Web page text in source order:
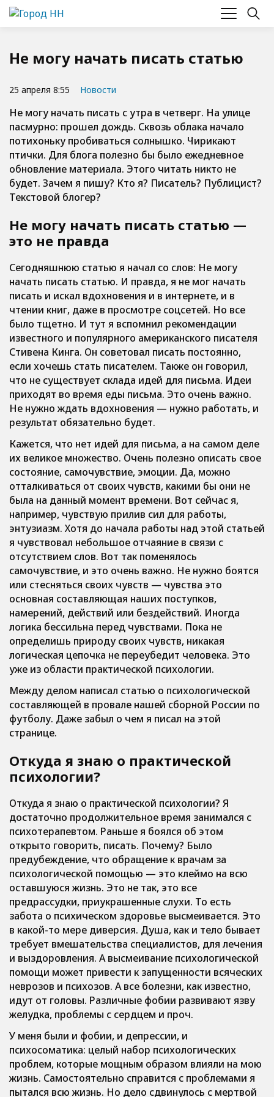
Не могу начать писать статью
25 апреля 8:55 Новости
Не могу начать писать с утра в четверг. На улице
пасмурно: прошел дождь. Сквозь облака начало
потихоньку пробиваться солнышко. Чирикают
птички. Для блога полезно бы было ежедневное
обновление материала. Этого читать никто не
будет. Зачем я пишу? Кто я? Писатель? Публицист?
Текстовой блогер?
Не могу начать писать статью —
это не правда
Сегодняшнюю статью я начал со слов: Не могу
начать писать статью. И правда, я не мог начать
писать и искал вдохновения и в интернете, и в
чтении книг, даже в просмотре соцсетей. Но все
было тщетно. И тут я вспомнил рекомендации
известного и популярного американского писателя
Стивена Кинга. Он советовал писать постоянно,
если хочешь стать писателем. Также он говорил,
что не существует склада идей для письма. Идеи
приходят во время еды письма. Это очень важно.
Не нужно ждать вдохновения — нужно работать, и
результат обязательно будет.
Кажется, что нет идей для письма, а на самом деле
их великое множество. Очень полезно описать свое
состояние, самочувствие, эмоции. Да, можно
отталкиваться от своих чувств, какими бы они не
была на данный момент времени. Вот сейчас я,
например, чувствую прилив сил для работы,
энтузиазм. Хотя до начала работы над этой статьей
я чувствовал небольшое отчаяние в связи с
отсутствием слов. Вот так поменялось
самочувствие, и это очень важно. Не нужно боятся
или стесняться своих чувств — чувства это
основная составляющая наших поступков,
намерений, действий или бездействий. Иногда
логика бессильна перед чувствами. Пока не
определишь природу своих чувств, никакая
логическая цепочка не переубедит человека. Это
уже из области практической психологии.
Между делом написал статью о психологической
составляющей в провале нашей сборной России по
футболу. Даже забыл о чем я писал на этой
странице.
Откуда я знаю о практической
психологии?
Откуда я знаю о практической психологии? Я
достаточно продолжительное время занимался с
психотерапевтом. Раньше я боялся об этом
открыто говорить, писать. Почему? Было
предубеждение, что обращение к врачам за
психологической помощью — это клеймо на всю
оставшуюся жизнь. Это не так, это все
предрассудки, приукрашенные слухи. То есть
забота о психическом здоровье высмеивается. Это
в какой-то мере диверсия. Душа, как и тело бывает
требует вмешательства специалистов, для лечения
и выздоровления. А высмеивание психологической
помощи может привести к запущенности всяческих
неврозов и психозов. А все болезни, как известно,
идут от головы. Различные фобии развивают язву
желудка, проблемы с сердцем и проч.
У меня были и фобии, и депрессии, и
психосоматика: целый набор психологических
проблем, которые мощным образом влияли на мою
жизнь. Самостоятельно справится с проблемами я
пытался всю жизнь. Но дело сдвинулось с мертвой